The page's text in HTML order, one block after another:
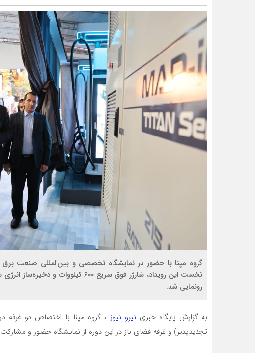
گروه مپنا با حضور در نمایشگاه تخصصی و بین‌المللی صنعت برق
نخست این رویداد، شارژر فوق سریع
رونمایی شد.
به گزارش پایگاه خبری نیرو نیوز
تجدیدپذیر) و غرفه فضای باز در این دوره از نمایشگاه حضور و مشارکت